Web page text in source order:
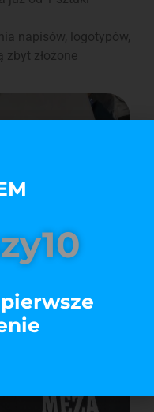
napisów, logotypów,
zbyt złożone
pierwsze